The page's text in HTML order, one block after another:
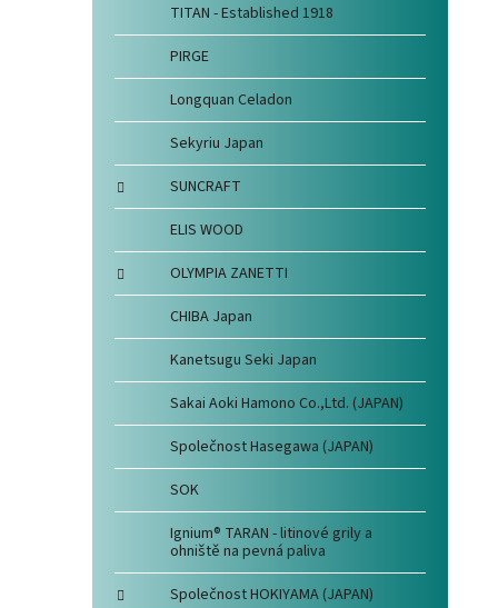
TITAN - Established 1918
PIRGE
Longquan Celadon
Sekyriu Japan
SUNCRAFT
ELIS WOOD
OLYMPIA ZANETTI
CHIBA Japan
Kanetsugu Seki Japan
Sakai Aoki Hamono Co.,Ltd. (JAPAN)
Společnost Hasegawa (JAPAN)
SOK
Ignium® TARAN - litinové grily a
ohniště na pevná paliva
Společnost HOKIYAMA (JAPAN)